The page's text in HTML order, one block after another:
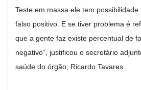
Teste em massa ele tem
falso positivo. E se tiver problema é
que a gente faz existe percentual de
negativo”, justificou o secretário
saúde do órgão, Ricardo Tavares.